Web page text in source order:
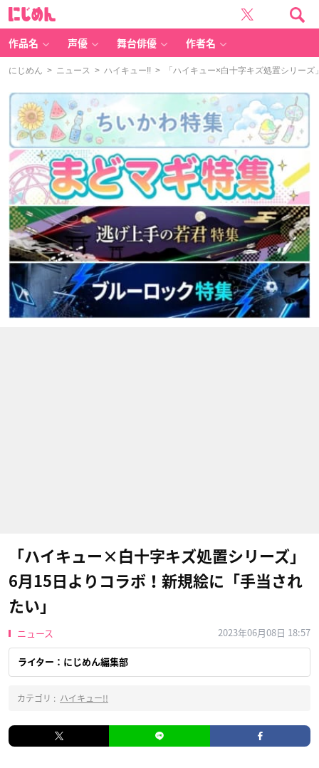
作品名 声優 舞台俳優 作者名
にじめん > ニュース > ハイキュー!! > 「ハイキュー×白十字キズ処置シリー
「ハイキュー×白十字キズ処置シリーズ」
6月15日よりコラボ！新規絵に「手当され
たい」
ニュース 2023年06月08日 18:57
ライター：にじめん編集部
カテゴリ : ハイキュー!!